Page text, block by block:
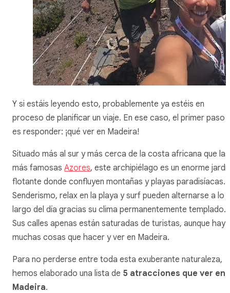
Y si estáis leyendo esto, probablemente ya estéis en
proceso de planificar un viaje. En ese caso, el primer paso
es responder: ¡qué ver en Madeira!
Situado más al sur y más cerca de la costa africana que las
más famosas Azores, este archipiélago es un enorme
flotante donde confluyen montañas y playas paradisíacas.
Senderismo, relax en la playa y surf pueden alternarse a lo
largo del día gracias su clima permanentemente templado.
Sus calles apenas están saturadas de turistas, aunque hay
muchas cosas que hacer y ver en Madeira.
Para no perderse entre toda esta exuberante naturaleza,
hemos elaborado una lista de 5 atracciones que ver en
Madeira.